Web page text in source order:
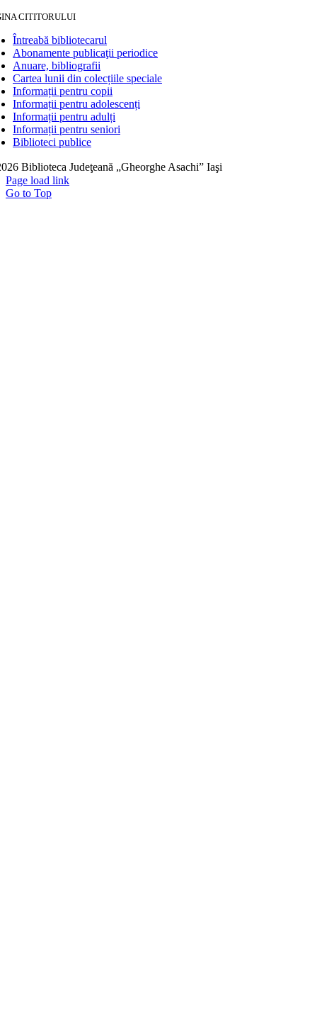
CITITORULUI
Întreabă bibliotecarul
Abonamente publicaţii periodice
Anuare, bibliografii
Cartea lunii din colecțiile speciale
Informații pentru copii
Informații pentru adolescenți
Informații pentru adulți
Informații pentru seniori
Biblioteci publice
Biblioteca Judeţeană „Gheorghe Asachi” Iaşi
Page load link
Go to Top